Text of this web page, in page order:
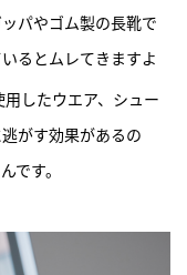
パやゴム製の長靴で
るとムレてきますよ
したウエア、シュー
がす効果があるの
です。